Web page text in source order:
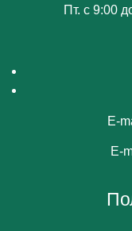
Пт. с 9:00
E-
E-